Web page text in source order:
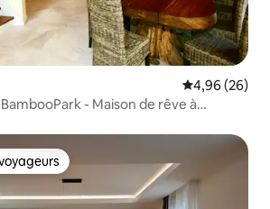
Évaluation
4,96 (26)
- Maison de rêve à
les plus appréciés